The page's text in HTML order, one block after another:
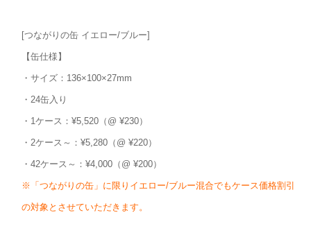
[つながりの缶 イエロー/ブルー]
【缶仕様】
・サイズ：136×100×27mm
・24缶入り
・1ケース：¥5,520（@ ¥230）
・2ケース～：¥5,280（@ ¥220）
・42ケース～：¥4,000（@ ¥200）
※「つながりの缶」に限りイエロー/ブルー混合でもケース価格割引
の対象とさせていただきます。